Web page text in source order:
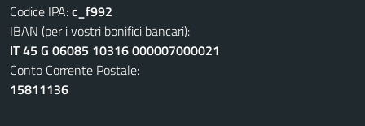
Codice IPA:c_f992
IBAN (per i vostri bonifici bancari):
IT 45 G 06085 10316 000007000021
Conto Corrente Postale:
15811136